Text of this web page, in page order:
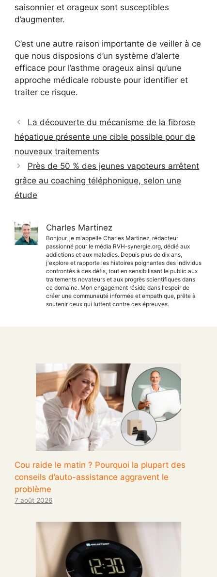
saisonnier et orageux sont susceptibles
d’augmenter.
C’est une autre raison importante de veiller à ce
que nous disposions d’un système d’alerte
efficace pour l’asthme orageux ainsi qu’une
approche médicale robuste pour identifier et
traiter ce risque.
La découverte du mécanisme de la fibrose
hépatique présente une cible possible pour de
nouveaux traitements
Près de 50 % des jeunes vapoteurs arrêtent
grâce au coaching téléphonique, selon une
étude
Charles Martinez
Bonjour, je m'appelle Charles Martinez, rédacteur
passionné pour le média RVH-synergie.org, dédié aux
addictions et aux maladies. Depuis plus de dix ans,
j'explore et rapporte les histoires poignantes des individus
confrontés à ces défis, tout en sensibilisant le public aux
traitements novateurs et aux progrès scientifiques dans
ce domaine. Mon engagement réside dans l'espoir de
créer une communauté informée et empathique, prête à
soutenir ceux qui luttent contre ces épreuves.
Cou raide le matin ? Pourquoi la plupart des
conseils d’auto-assistance aggravent le
problème
7 août 2026